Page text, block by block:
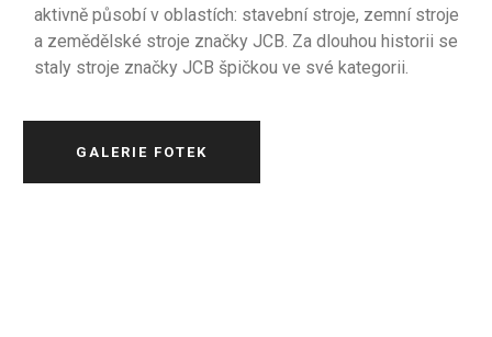
aktivně působí v oblastích: stavební stroje, zemní stroje
a zemědělské stroje značky JCB. Za dlouhou historii se
staly stroje značky JCB špičkou ve své kategorii.
GALERIE FOTEK